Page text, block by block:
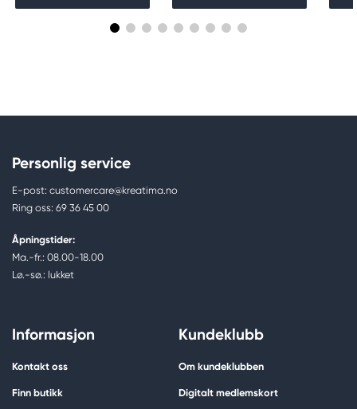
Personlig service
E-post: customercare@kreatima.no
Ring oss: 69 36 45 00
Åpningstider:
Ma.-fr.: 08.00-18.00
Lø.-sø.: lukket
Informasjon
Kontakt oss
Finn butikk
Kundeklubb
Om kundeklubben
Digitalt medlemskort